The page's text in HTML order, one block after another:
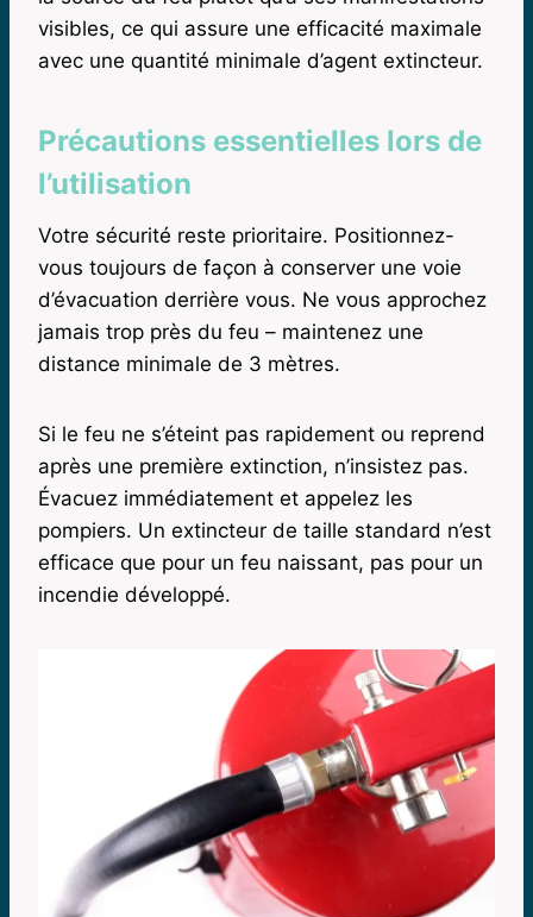
visibles, ce qui assure une efficacité maximale
avec une quantité minimale d’agent extincteur.
Précautions essentielles lors de
l’utilisation
Votre sécurité reste prioritaire. Positionnez-
vous toujours de façon à conserver une voie
d’évacuation derrière vous. Ne vous approchez
jamais trop près du feu – maintenez une
distance minimale de 3 mètres.
Si le feu ne s’éteint pas rapidement ou reprend
après une première extinction, n’insistez pas.
Évacuez immédiatement et appelez les
pompiers. Un extincteur de taille standard n’est
efficace que pour un feu naissant, pas pour un
incendie développé.